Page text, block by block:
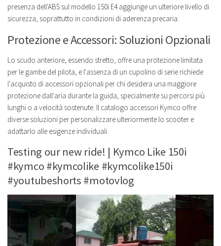
presenza dell'ABS sul modello 150i E4 aggiunge un ulteriore livello di
sicurezza, soprattutto in condizioni di aderenza precaria.
Protezione e Accessori: Soluzioni Opzionali
Lo scudo anteriore, essendo stretto, offre una protezione limitata
per le gambe del pilota, e l'assenza di un cupolino di serie richiede
l'acquisto di accessori opzionali per chi desidera una maggiore
protezione dall'aria durante la guida, specialmente su percorsi più
lunghi o a velocità sostenute. Il catalogo accessori Kymco offre
diverse soluzioni per personalizzare ulteriormente lo scooter e
adattarlo alle esigenze individuali.
Testing our new ride! | Kymco Like 150i
#kymco #kymcolike #kymcolike150i
#youtubeshorts #motovlog